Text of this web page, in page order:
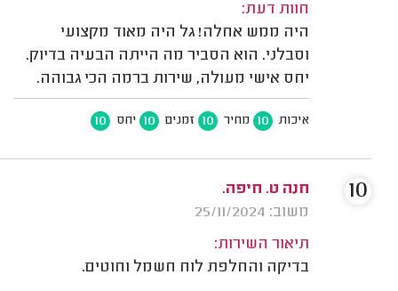
חוות דעת:
היה ממש אחלה! גל היה מאוד מקצועי
וסבלני. הוא הסביר מה הייתה הבעיה בדיוק.
יחס אישי מעולה, שירות ברמה הכי גבוהה.
איכות 10 מחיר 10 זמנים 10 יחס 10
חנה ט. חיפה.
משוב: 25/11/2024
תיאור השירות:
בדיקה והחלפת לוח חשמל וחוטים.
10